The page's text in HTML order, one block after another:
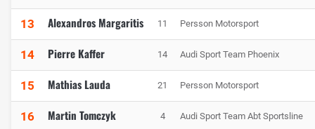
13 Alexandros Margaritis 11 Persson Motorsport
14 Pierre Kaffer 14 Audi Sport Team Phoenix
15 Mathias Lauda 21 Persson Motorsport
16 Martin Tomczyk 4 Audi Sport Team Abt Sportsline